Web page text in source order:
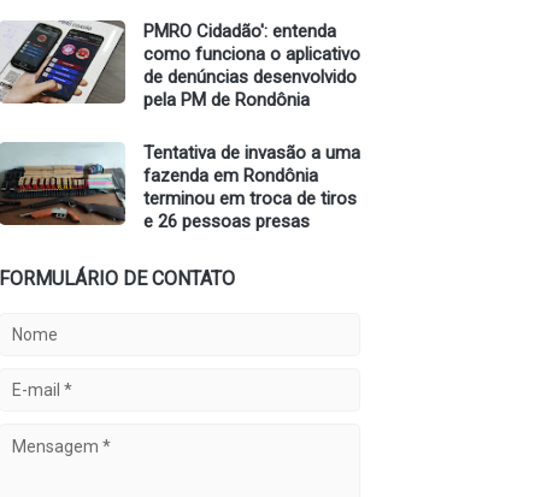
PMRO Cidadão': entenda
como funciona o aplicativo
de denúncias desenvolvido
pela PM de Rondônia
Tentativa de invasão a uma
fazenda em Rondônia
terminou em troca de tiros
e 26 pessoas presas
FORMULÁRIO DE CONTATO